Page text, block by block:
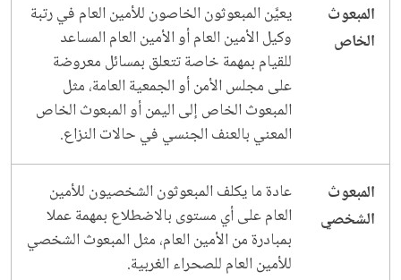
المبعوث
الخاص
يعيَّن المبعوثون الخاصون للأمين العام في رتبة
وكيل الأمين العام أو الأمين العام المساعد
للقيام بمهمة خاصة تتعلق بمسائل معروضة
على مجلس الأمن أو الجمعية العامة، مثل
المبعوث الخاص إلى اليمن أو المبعوث الخاص
المعني بالعنف الجنسي في حالات النزاع.
المبعوث
الشخصي
عادة ما يكلف المبعوثون الشخصيون للأمين
العام على أي مستوى بالاضطلاع بمهمة عملا
بمبادرة من الأمين العام، مثل المبعوث الشخصي
للأمين العام للصحراء الغربية.